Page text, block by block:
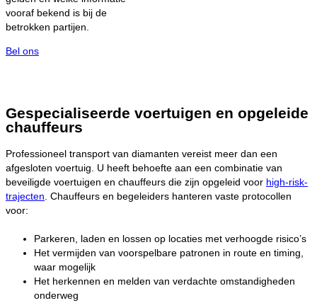
vooraf bekend is bij de
betrokken partijen.
Bel ons
Gespecialiseerde voertuigen en opgeleide
chauffeurs
Professioneel transport van diamanten vereist meer dan een
afgesloten voertuig. U heeft behoefte aan een combinatie van
beveiligde voertuigen en chauffeurs die zijn opgeleid voor high-risk-
trajecten. Chauffeurs en begeleiders hanteren vaste protocollen
voor:
Parkeren, laden en lossen op locaties met verhoogde risico’s
Het vermijden van voorspelbare patronen in route en timing,
waar mogelijk
Het herkennen en melden van verdachte omstandigheden
onderweg